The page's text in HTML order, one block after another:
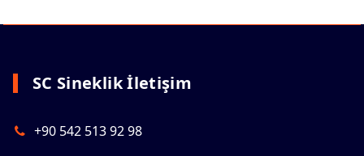
SC Sineklik İletişim
+90 542 513 92 98